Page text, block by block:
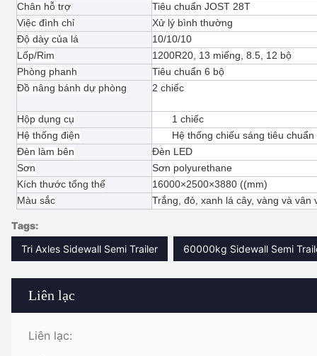
Liên lạc
Liên lạc:
Chân hỗ trợ
Tiêu chuẩn JOST 28T
Việc đình chỉ
Xử lý bình thường
Độ dày của lá
10/10/10
Lốp/Rim
1200R20, 13 miếng, 8.5, 12 bộ
Phòng phanh
Tiêu chuẩn 6 bộ
Đồ nâng bánh dự phòng
2 chiếc
Hộp dụng cụ
1 chiếc
Hệ thống điện
Hệ thống chiếu sáng tiêu
Đèn làm bên
Đèn LED
Sơn
Sơn polyurethane
Kích thước tổng thể
16000×2500×3880 ((mm)
Màu sắc
Trắng, đỏ, xanh lá cây, vàng và vân
Tags:
Tri Axles Sidewall Semi Trailer
60000kg Sidewall Semi